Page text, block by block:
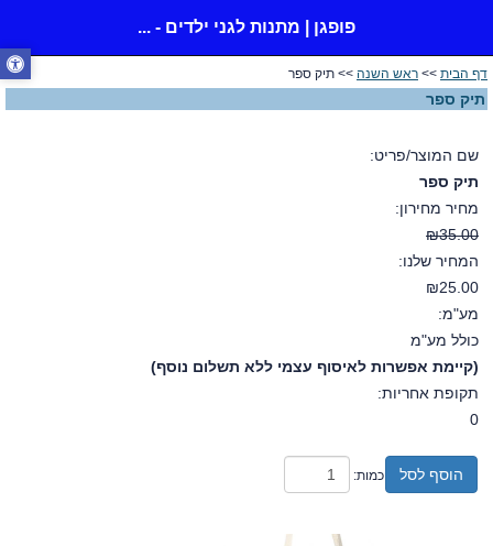
פופגן | מתנות לגני ילדים - ...
דף הבית >> ראש השנה >> תיק ספר
תיק ספר
שם המוצר/פריט:
תיק ספר
מחיר מחירון:
₪35.00
המחיר שלנו:
₪25.00
מע"מ:
כולל מע"מ
(קיימת אפשרות לאיסוף עצמי ללא תשלום נוסף)
תקופת אחריות:
0
הוסף לסל כמות: